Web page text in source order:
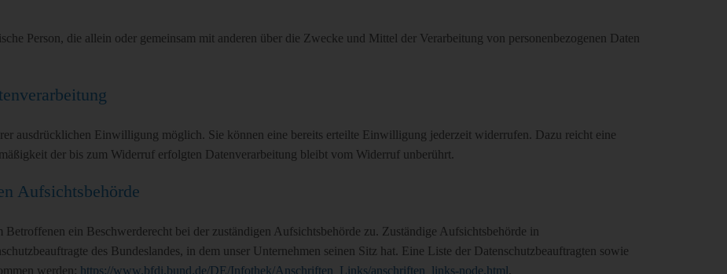
Person, die allein oder gemeinsam mit anderen über die Zwecke und Mittel der Verarbeitung von personenbezogenen Daten
ausdrücklichen Einwilligung möglich. Sie können eine bereits erteilte Einwilligung jederzeit widerrufen. Dazu reicht eine
der bis zum Widerruf erfolgten Datenverarbeitung bleibt vom Widerruf unberührt.
Aufsichtsbehörde
Betroffenen ein Beschwerderecht bei der zuständigen Aufsichtsbehörde zu. Zuständige Aufsichtsbehörde in
des Bundeslandes, in dem unser Unternehmen seinen Sitz hat. Eine Liste der Datenschutzbeauftragten sowie
werden: https://www.bfdi.bund.de/DE/Infothek/Anschriften_Links/anschriften_links-node.html.